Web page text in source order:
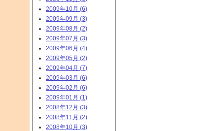
2009年10月 (6)
2009年09月 (3)
2009年08月 (2)
2009年07月 (3)
2009年06月 (4)
2009年05月 (2)
2009年04月 (7)
2009年03月 (6)
2009年02月 (6)
2009年01月 (1)
2008年12月 (3)
2008年11月 (2)
2008年10月 (3)